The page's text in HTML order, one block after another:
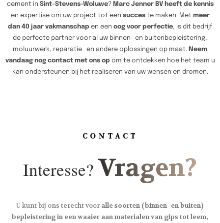
cement in Sint-Stevens-Woluwe? Marc Jenner BV heeft de kennis
en expertise om uw project tot een succeste maken. Met meer
dan 40 jaar vakmanschap en een oog voor perfectie, is dit bedrijf
de perfecte partner voor al uw binnen- en buitenbepleistering,
moluurwerk, reparatie en andere oplossingen op maat. Neem
vandaag nog contact met ons op om te ontdekken hoe het team u
kan ondersteunen bij het realiseren van uw wensen en dromen.
CONTACT
Interesse? Vragen?
U kunt bij ons terecht voor alle soorten (binnen- en buiten)
bepleistering in een waaier aan materialen van gips tot leem,